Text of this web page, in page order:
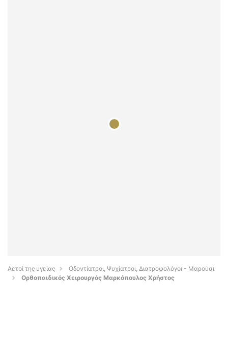
Αετοί της υγείας
Οδοντίατροι, Ψυχίατροι, Διατροφολόγοι - Μαρούσι
Ορθοπαιδικός Χειρουργός Μαρκόπουλος Χρήστος